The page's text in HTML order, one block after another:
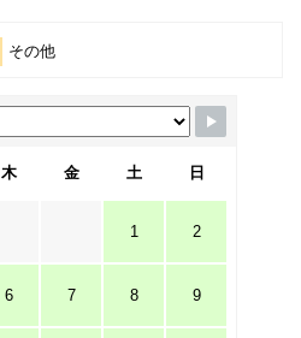
その他
木 金 土 日
1 2
6 7 8 9